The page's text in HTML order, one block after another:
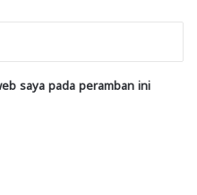
saya pada peramban ini